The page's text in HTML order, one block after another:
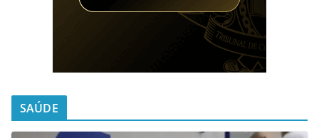
SAÚDE